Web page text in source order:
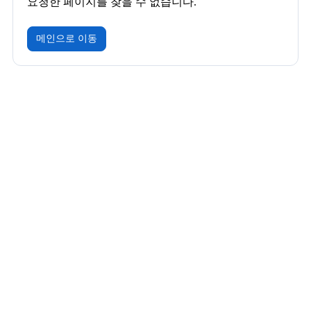
메인으로 이동